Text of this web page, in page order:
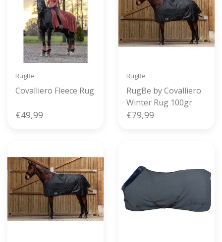
RugBe
Covalliero Fleece Rug
€49,99
RugBe
RugBe by Covalliero
Winter Rug 100gr
€79,99